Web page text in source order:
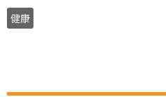
健康